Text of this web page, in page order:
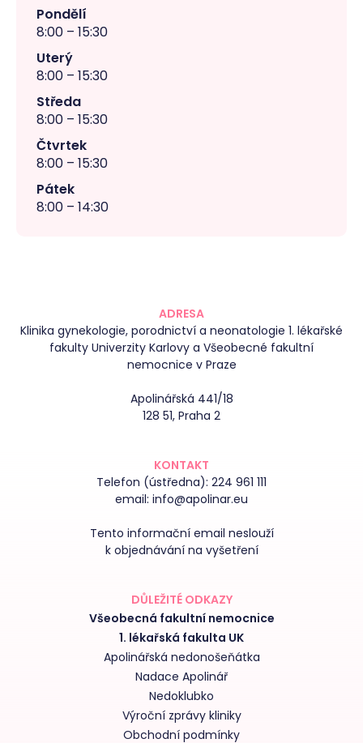
Pondělí
8:00 – 15:30
Uterý
8:00 – 15:30
Středa
8:00 – 15:30
Čtvrtek
8:00 – 15:30
Pátek
8:00 – 14:30
ADRESA
Klinika gynekologie, porodnictví a neonatologie 1. lékařské
fakulty Univerzity Karlovy a Všeobecné fakultní
nemocnice v Praze
Apolinářská 441/18
128 51, Praha 2
KONTAKT
Telefon (ústředna): 224 961 111
email: info@apolinar.eu
Tento informační email neslouží
k objednávání na vyšetření
DŮLEŽITÉ ODKAZY
Všeobecná fakultní nemocnice
1. lékařská fakulta UK
Apolinářská nedonošeňátka
Nadace Apolinář
Nedoklubko
Výroční zprávy kliniky
Obchodní podmínky